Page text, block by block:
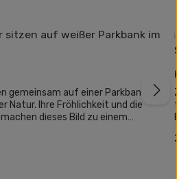
gemeinsam auf einer Parkbank
Natur. Ihre Fröhlichkeit und die
dieses Bild zu einem